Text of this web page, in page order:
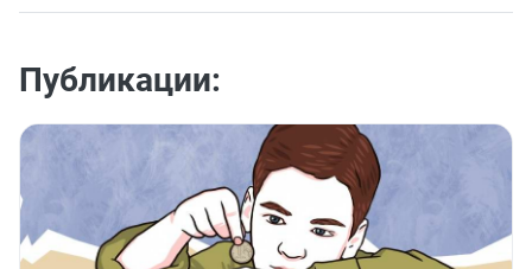
Публикации: